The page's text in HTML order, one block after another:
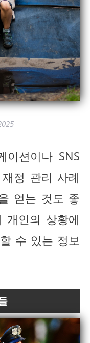
이션이나 SNS
정 관리 사례
얻는 것도 좋
개인의 상황에
수 있는 정보